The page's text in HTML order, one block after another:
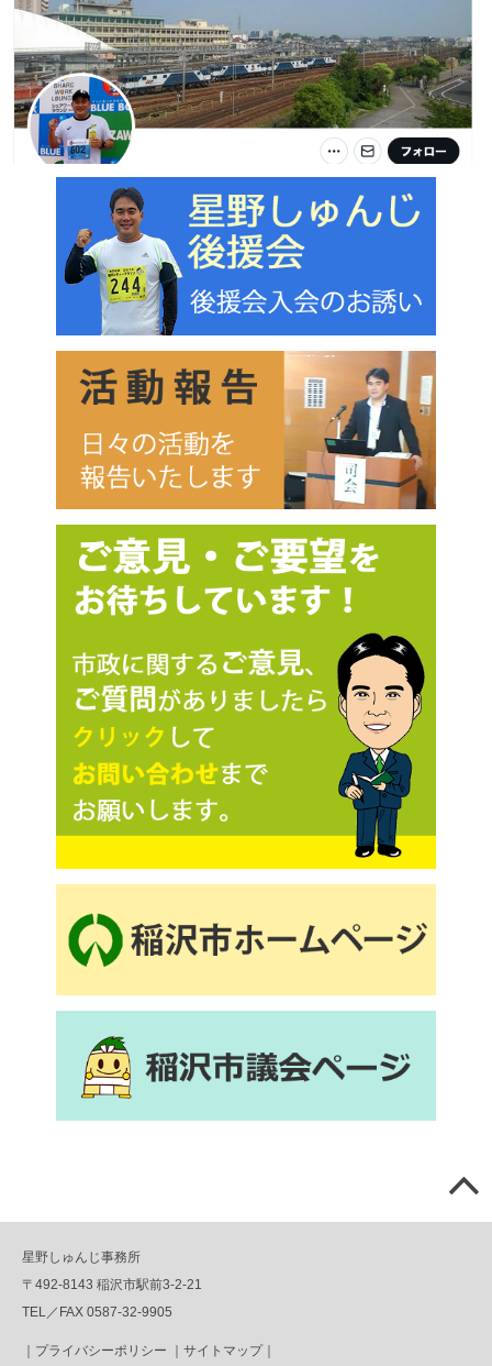
星野しゅんじ事務所
〒492-8143 稲沢市駅前3-2-21
TEL／FAX 0587-32-9905
プライバシーポリシー サイトマップ｜